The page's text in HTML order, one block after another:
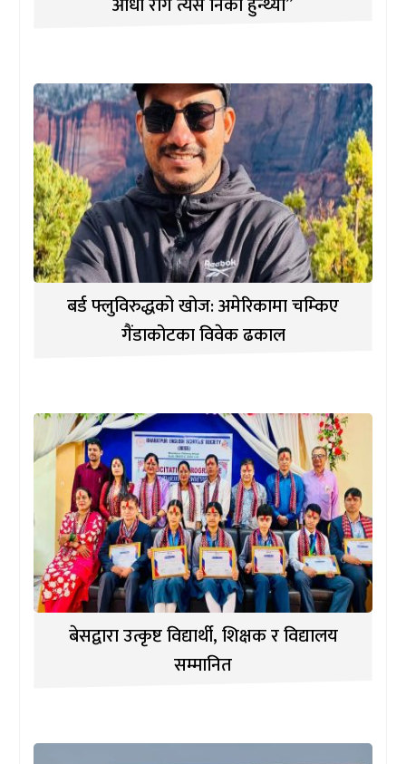
बर्ड फ्लुविरुद्धको खोज: अमेरिकामा चम्किए
गैंडाकोटका विवेक ढकाल
बेसद्वारा उत्कृष्ट विद्यार्थी, शिक्षक र विद्यालय
सम्मानित